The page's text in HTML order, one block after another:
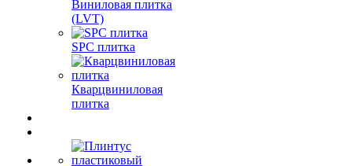
Виниловая плитка
(LVT)
SPC плитка
Кварцвиниловая
плитка